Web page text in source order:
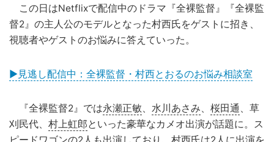
この日はNetflixで配信中のドラマ『全裸監督』『全裸監
督2』の主人公のモデルとなった村西氏をゲストに招き、
視聴者やゲストのお悩みに答えていった。
▶見逃し配信中：全裸監督・村西とおるのお悩み相談室
『全裸監督2』では永瀬正敏 水川あさみ 桜田通
、草
刈民代、 村上虹郎といった豪華なカメオ出演が話題に。ス
ピードワゴンの2人も出演しており、村西氏は2人に出演を